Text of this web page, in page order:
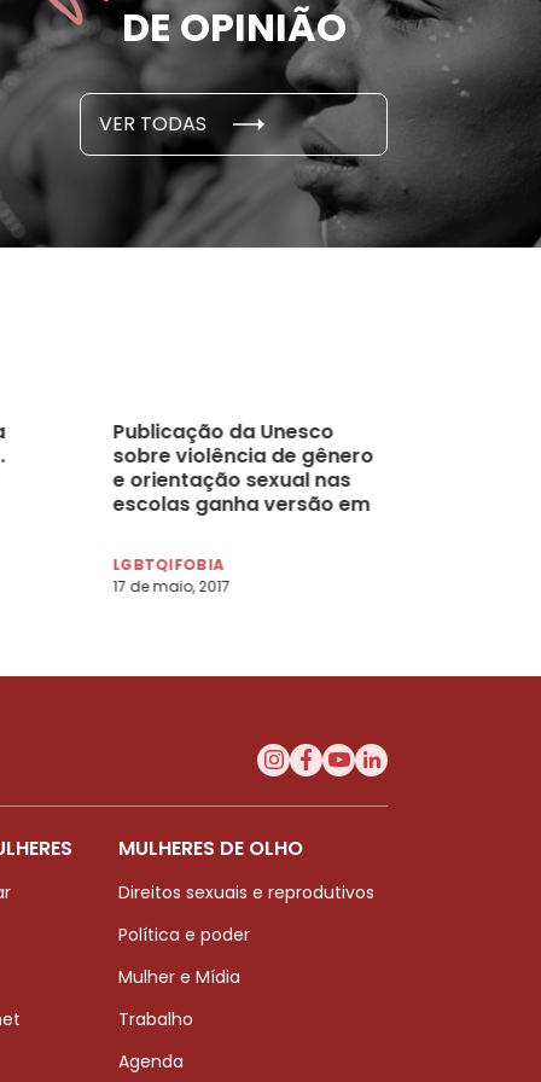
DE OPINIÃO
VER TODAS
em cada 6 já sofreu
E PESQUISAS
novembro, 2021
cidade
Publicação da Unesco
sobre violência de gênero
e orientação sexual nas
escolas ganha versão em
LGBTQIFOBIA
17 de maio, 2017
MULHERES DE OLHO
Direitos sexuais e reprodutivos
Política e poder
Mulher e Mídia
Trabalho
Agenda